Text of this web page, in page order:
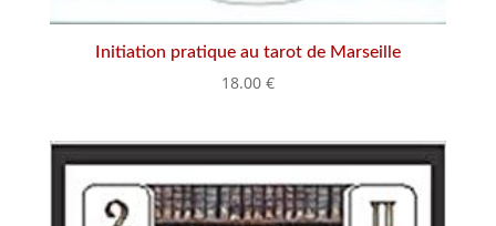
Initiation pratique au tarot de Marseille
18.00 €